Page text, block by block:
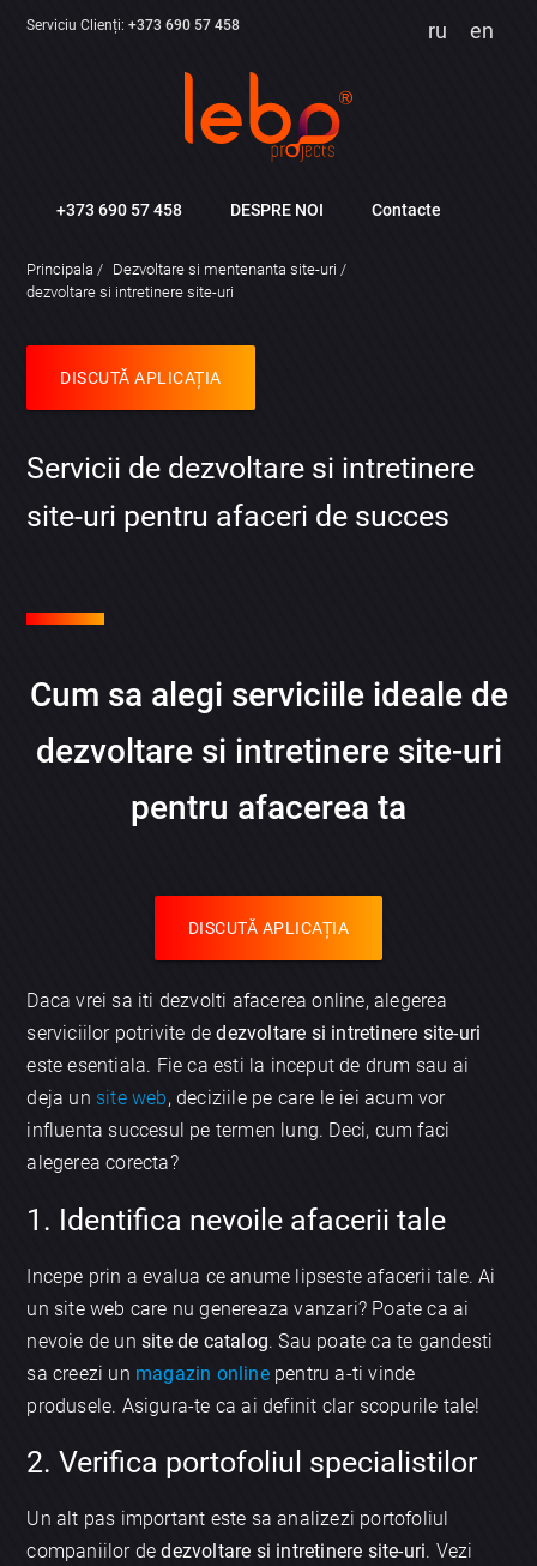
Serviciu Clienți:+373 690 57 458 ru en
+373 690 57 458 DESPRE NOI Contacte
Principala
Dezvoltare si mentenanta site-uri
dezvoltare si intretinere site-uri
DISCUTĂ APLICAȚIA
Servicii de dezvoltare si intretinere
site-uri pentru afaceri de succes
Cum sa alegi serviciile ideale de
dezvoltare si intretinere site-uri
pentru afacerea ta
DISCUTĂ APLICAȚIA
Daca vrei sa iti dezvolti afacerea online, alegerea
serviciilor potrivite dedezvoltare si intretinere site-uri
este esentiala. Fie ca esti la inceput de drum sau ai
deja un site web, deciziile pe care le iei acum vor
influenta succesul pe termen lung. Deci, cum faci
alegerea corecta?
1. Identifica nevoile afacerii tale
Incepe prin a evalua ce anume lipseste afacerii tale. Ai
un site web care nu genereaza vanzari? Poate ca ai
nevoie de unsite de catalog. Sau poate ca te gandesti
sa creezi un magazin onlinepentru a-ti vinde
produsele. Asigura-te ca ai definit clar scopurile tale!
2. Verifica portofoliul specialistilor
Un alt pas important este sa analizezi portofoliul
companiilor dedezvoltare si intretinere site-uri. Vezi